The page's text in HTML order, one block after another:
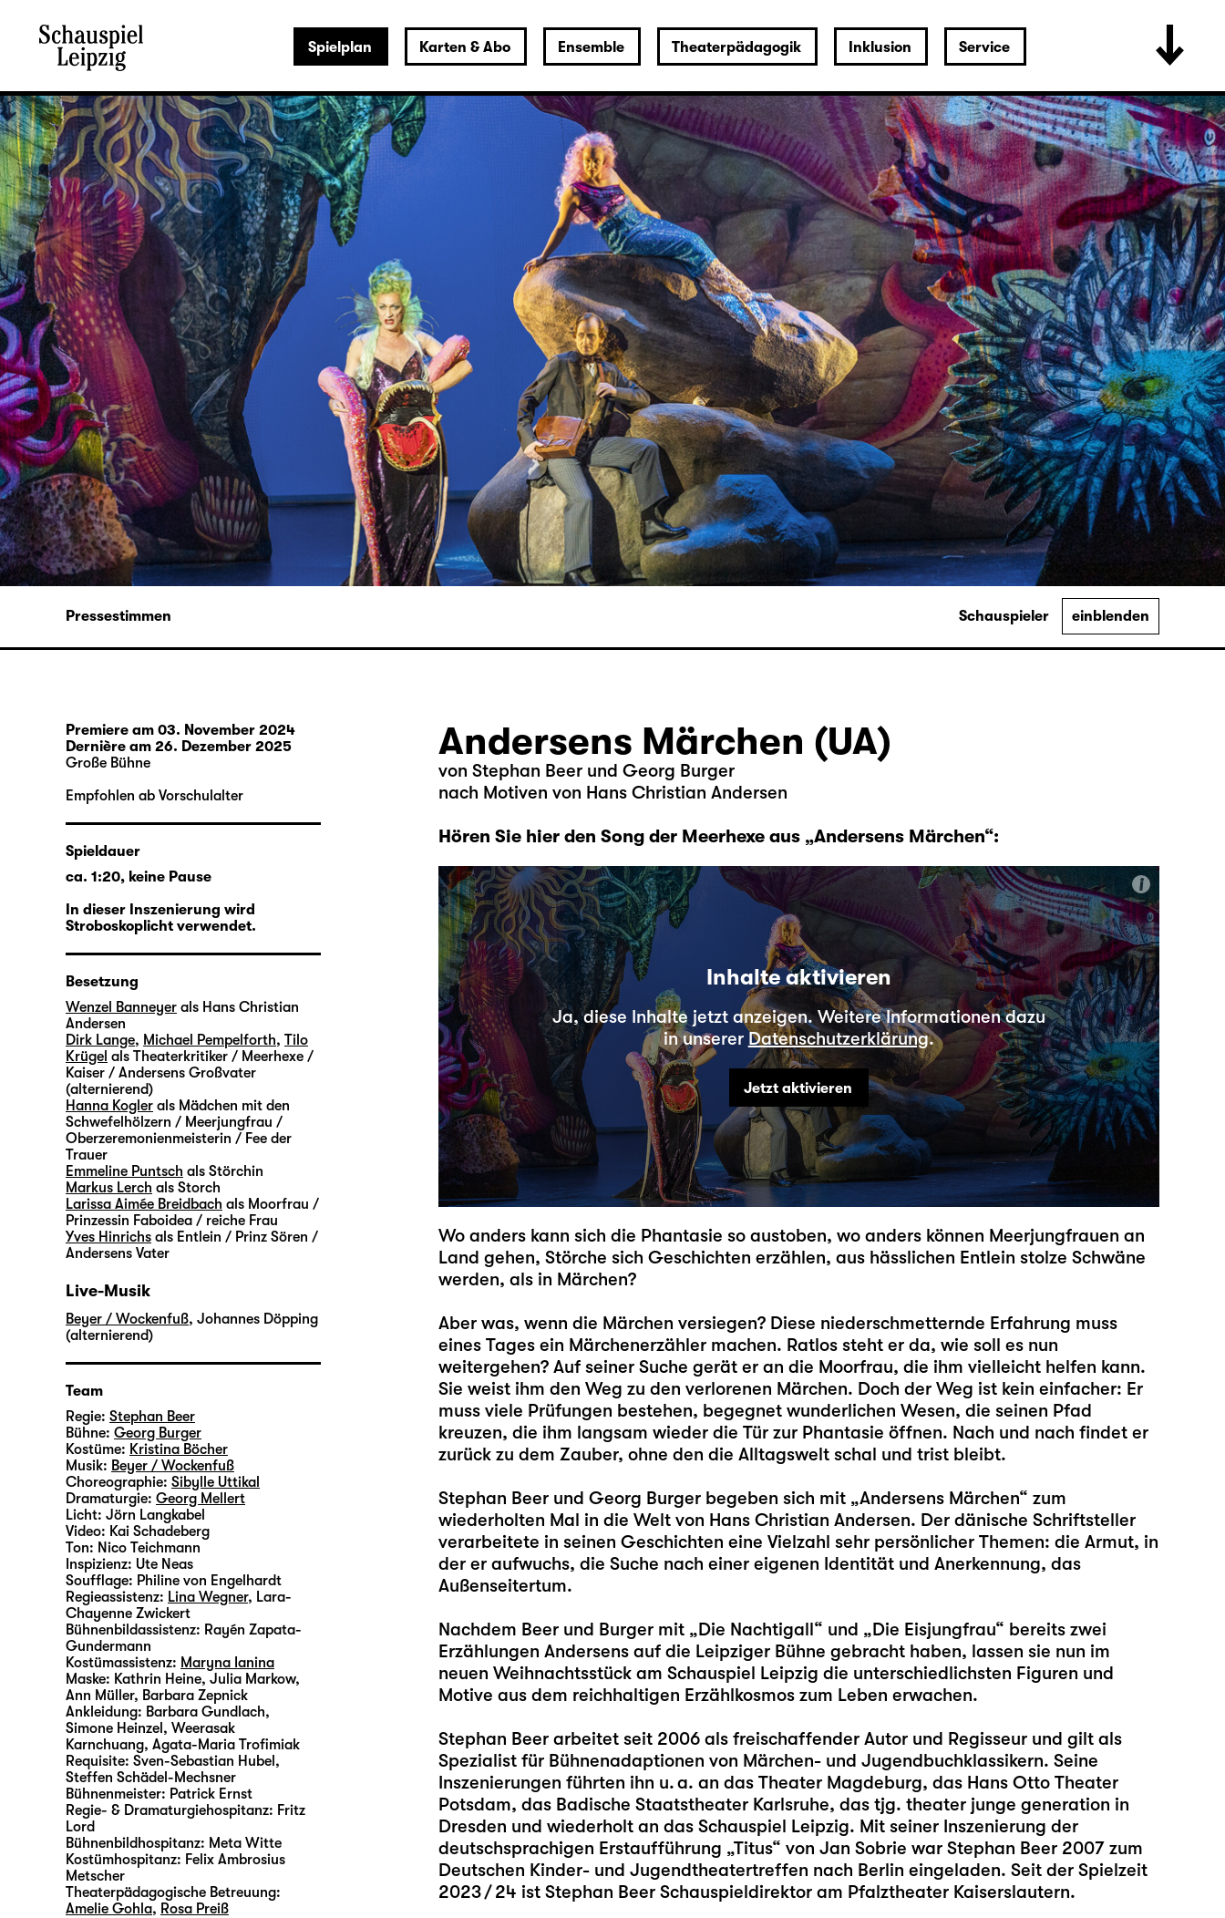
Spielplan Karten & Abo Ensemble Theaterpädagogik Inklusion Service
Pressestimmen Schauspieler einblenden
Andersens Märchen (UA)
von Stephan Beer und Georg Burger
nach Motiven von Hans Christian Andersen
Hören Sie hier den Song der Meerhexe aus „Andersens Märchen“:
Inhalte aktivieren
Ja, diese Inhalte jetzt anzeigen. Weitere Informationen dazu
in unserer Datenschutzerklärung.
i
Jetzt aktivieren
Wo anders kann sich die Phantasie so austoben, wo anders können Meerjungfrauen an
Land gehen, Störche sich Geschichten erzählen, aus hässlichen Entlein stolze Schwäne
werden, als in Märchen?
Aber was, wenn die Märchen versiegen? Diese niederschmetternde Erfahrung muss
eines Tages ein Märchenerzähler machen. Ratlos steht er da, wie soll es nun
weitergehen? Auf seiner Suche gerät er an die Moorfrau, die ihm vielleicht helfen kann.
Sie weist ihm den Weg zu den verlorenen Märchen. Doch der Weg ist kein einfacher: Er
muss viele Prüfungen bestehen, begegnet wunderlichen Wesen, die seinen Pfad
kreuzen, die ihm langsam wieder die Tür zur Phantasie öffnen. Nach und nach findet er
zurück zu dem Zauber, ohne den die Alltagswelt schal und trist bleibt.
Stephan Beerund Georg Burgerbegeben sich mit „Andersens Märchen“ zum
wiederholten Mal in die Welt von Hans Christian Andersen. Der dänische Schriftsteller
verarbeitete in seinen Geschichten eine Vielzahl sehr persönlicher Themen: die Armut, in
der er aufwuchs, die Suche nach einer eigenen Identität und Anerkennung, das
Außenseitertum.
Nachdem Beer und Burger mit „Die Nachtigall“ und „Die Eisjungfrau“ bereits zwei
Erzählungen Andersens auf die Leipziger Bühne gebracht haben, lassen sie nun im
neuen Weihnachtsstück am Schauspiel Leipzig die unterschiedlichsten Figuren und
Motive aus dem reichhaltigen Erzählkosmos zum Leben erwachen.
Stephan Beerarbeitet seit 2006 als freischaffender Autor und Regisseur und gilt als
Spezialist für Bühnenadaptionen von Märchen- und Jugendbuchklassikern. Seine
Inszenierungen führten ihn u. a. an das Theater Magdeburg, das Hans Otto Theater
Potsdam, das Badische Staatstheater Karlsruhe, das tjg. theater junge generation in
Dresden und wiederholt an das Schauspiel Leipzig. Mit seiner Inszenierung der
deutschsprachigen Erstaufführung „Titus“ von Jan Sobrie war Stephan Beer 2007 zum
Deutschen Kinder- und Jugendtheatertreffen nach Berlin eingeladen. Seit der Spielzeit
2023 / 24 ist Stephan Beer Schauspieldirektor am Pfalztheater Kaiserslautern.
Premiere am 03. November 2024
Dernière am 26. Dezember 2025
Große Bühne
Empfohlen ab Vorschulalter
Spieldauer
ca. 1:20, keine Pause
In dieser Inszenierung wird
Stroboskoplicht verwendet.
Besetzung
Wenzel Banneyer als Hans Christian
Andersen
Dirk Lange, Michael Pempelforth, Tilo
Krügel als Theaterkritiker / Meerhexe /
Kaiser / Andersens Großvater
(alternierend)
Hanna Kogler als Mädchen mit den
Schwefelhölzern / Meerjungfrau /
Oberzeremonienmeisterin / Fee der
Trauer
Emmeline Puntsch als Störchin
Markus Lerch als Storch
Larissa Aimée Breidbach als Moorfrau /
Prinzessin Faboidea / reiche Frau
Yves Hinrichs als Entlein / Prinz Sören /
Andersens Vater
Live-Musik
Beyer / Wockenfuß, Johannes Döpping
(alternierend)
Team
Regie: Stephan Beer
Bühne: Georg Burger
Kostüme: Kristina Böcher
Musik: Beyer / Wockenfuß
Choreographie: Sibylle Uttikal
Dramaturgie: Georg Mellert
Licht: Jörn Langkabel
Video: Kai Schadeberg
Ton: Nico Teichmann
Inspizienz: Ute Neas
Soufflage: Philine von Engelhardt
Regieassistenz: Lina Wegner, Lara-
Chayenne Zwickert
Bühnenbildassistenz: Rayén Zapata-
Gundermann
Kostümassistenz: Maryna Ianina
Maske: Kathrin Heine, Julia Markow,
Ann Müller, Barbara Zepnick
Ankleidung: Barbara Gundlach,
Simone Heinzel, Weerasak
Karnchuang, Agata-Maria Trofimiak
Requisite: Sven-Sebastian Hubel ,
Steffen Schädel-Mechsner
Bühnenmeister: Patrick Ernst
Regie- & Dramaturgiehospitanz: Fritz
Lord
Bühnenbildhospitanz: Meta Witte
Kostümhospitanz: Felix Ambrosius
Metscher
Theaterpädagogische Betreuung:
Amelie Gohla, Rosa Preiß